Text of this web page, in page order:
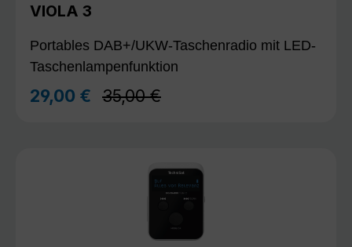
VIOLA 3
Portables DAB+/UKW-Taschenradio mit LED-
Taschenlampenfunktion
Verkaufspreis:
29,00 € Regulärer Preis:
35,00 €